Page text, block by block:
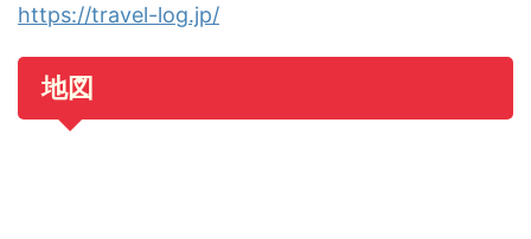
https://travel-log.jp/
地図